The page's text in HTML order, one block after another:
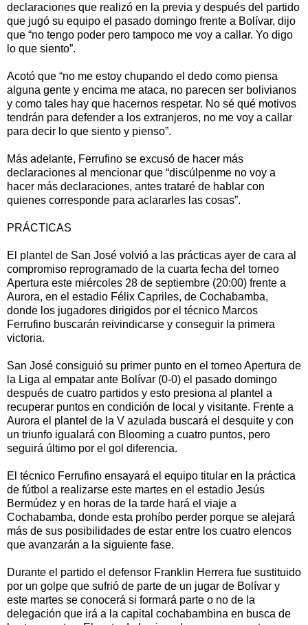
declaraciones que realizó en la previa y después del partido
que jugó su equipo el pasado domingo frente a Bolívar, dijo
que “no tengo poder pero tampoco me voy a callar. Yo digo
lo que siento”.
Acotó que “no me estoy chupando el dedo como piensa
alguna gente y encima me ataca, no parecen ser bolivianos
y como tales hay que hacernos respetar. No sé qué motivos
tendrán para defender a los extranjeros, no me voy a callar
para decir lo que siento y pienso”.
Más adelante, Ferrufino se excusó de hacer más
declaraciones al mencionar que “discúlpenme no voy a
hacer más declaraciones, antes trataré de hablar con
quienes corresponde para aclararles las cosas”.
PRÁCTICAS
El plantel de San José volvió a las prácticas ayer de cara al
compromiso reprogramado de la cuarta fecha del torneo
Apertura este miércoles 28 de septiembre (20:00) frente a
Aurora, en el estadio Félix Capriles, de Cochabamba,
donde los jugadores dirigidos por el técnico Marcos
Ferrufino buscarán reivindicarse y conseguir la primera
victoria.
San José consiguió su primer punto en el torneo Apertura de
la Liga al empatar ante Bolívar (0-0) el pasado domingo
después de cuatro partidos y esto presiona al plantel a
recuperar puntos en condición de local y visitante. Frente a
Aurora el plantel de la V azulada buscará el desquite y con
un triunfo igualará con Blooming a cuatro puntos, pero
seguirá último por el gol diferencia.
El técnico Ferrufino ensayará el equipo titular en la práctica
de fútbol a realizarse este martes en el estadio Jesús
Bermúdez y en horas de la tarde hará el viaje a
Cochabamba, donde esta prohíbo perder porque se alejará
más de sus posibilidades de estar entre los cuatro elencos
que avanzarán a la siguiente fase.
Durante el partido el defensor Franklin Herrera fue sustituido
por un golpe que sufrió de parte de un jugar de Bolívar y
este martes se conocerá si formará parte o no de la
delegación que irá a la capital cochabambina en busca de